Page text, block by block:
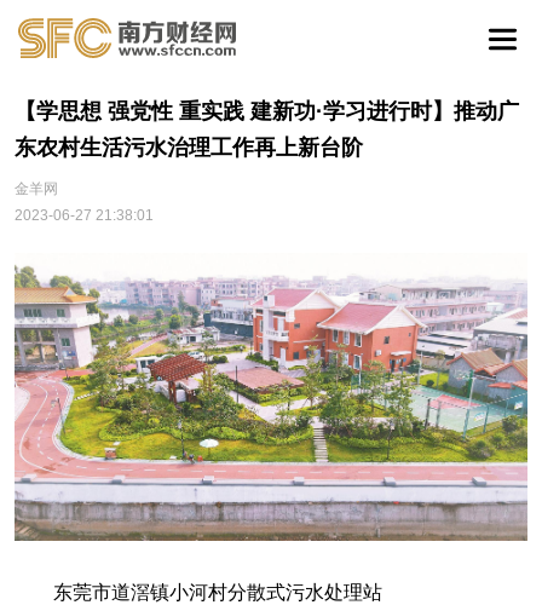
【学思想 强党性 重实践 建新功·学习进行时】推动广
东农村生活污水治理工作再上新台阶
金羊网
2023-06-27 21:38:01
东莞市道滘镇小河村分散式污水处理站